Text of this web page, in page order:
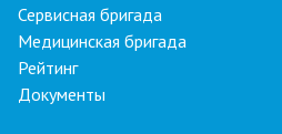
Сервисная бригада
Медицинская бригада
Рейтинг
Документы